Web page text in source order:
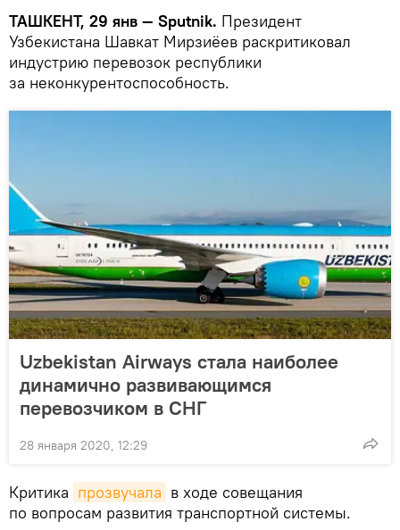
ТАШКЕНТ, 29 янв — Sputnik. Президент
Узбекистана Шавкат Мирзиёев раскритиковал
индустрию перевозок республики
за неконкурентоспособность.
Uzbekistan Airways стала наиболее
динамично развивающимся
перевозчиком в СНГ
28 января 2020, 12:29
Критика прозвучала в ходе совещания
по вопросам развития транспортной системы.